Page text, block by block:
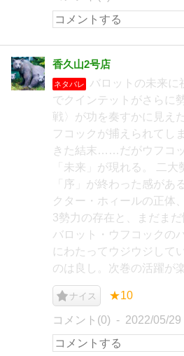
香久山2号店
ネタバレ
バロットの未来に
でクインテットがさらに
戦〉が功を奏すかに見え
フコックが捕えられてし
きた結末……だがウフコ
「未来」が現れる。 二
「序」が終わった感があ
クター・ホィールの正体
3勢力の存在と、まだまだ
バロット・ウフコックの
にわたってウジウジして
のは良し。次巻の活躍が
ナイス ★10
コメント(0) 2022/05/29